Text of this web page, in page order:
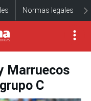
Normas legales
Marruecos
C